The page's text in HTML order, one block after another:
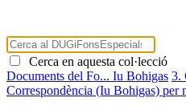
Cerca en aquesta col·lecció
Documents del Fo... Iu Bohigas 3.
Correspondència (Iu Bohigas) per